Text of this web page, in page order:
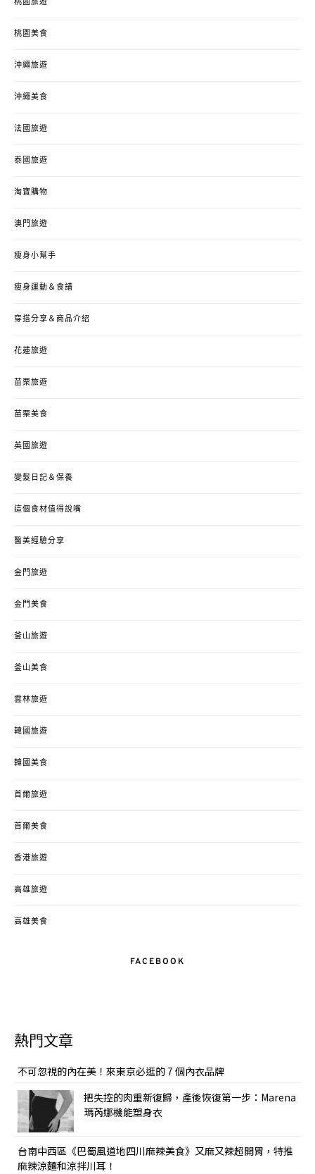
桃園旅遊
桃園美食
沖繩旅遊
沖繩美食
法國旅遊
泰國旅遊
淘寶購物
澳門旅遊
瘦身小幫手
瘦身運動＆食譜
穿搭分享＆商品介紹
花蓮旅遊
苗栗旅遊
苗栗美食
英國旅遊
變髮日記＆保養
這個食材值得說嘴
醫美經驗分享
金門旅遊
金門美食
釜山旅遊
釜山美食
雲林旅遊
韓國旅遊
韓國美食
首爾旅遊
首爾美食
香港旅遊
高雄旅遊
高雄美食
FACEBOOK
熱門文章
不可忽視的內在美！來東京必逛的 7 個內衣品牌
把失控的肉重新復歸，產後恢復第一步：Marena
瑪芮娜機能塑身衣
台南中西區《巴蜀風道地四川麻辣美食》又麻又辣超開胃，特推
麻辣涼麵和涼拌川耳！